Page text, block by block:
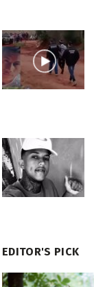
EDITOR'S PICK